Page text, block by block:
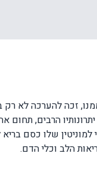
זכה להערכה לא
הרבים, תחום
שלו כסם בריא
הלב וכלי הדם.